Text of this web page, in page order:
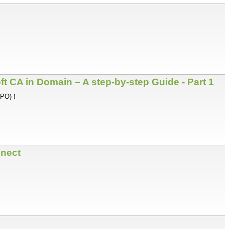
in Domain – A step-by-step Guide - Part 1
!